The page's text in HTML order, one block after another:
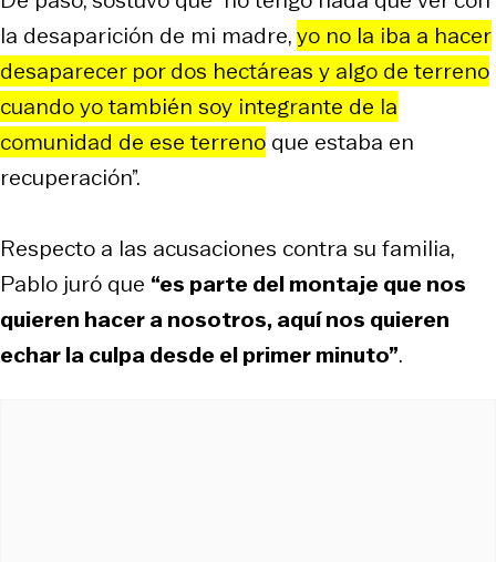
la desaparición de mi madre,yo no la iba a hacer
desaparecer por dos hectáreas y algo de terreno
cuando yo también soy integrante de la
comunidad de ese terreno que estaba en
recuperación”.
Respecto a las acusaciones contra su familia,
Pablo juró que “es parte del montaje que nos
quieren hacer a nosotros, aquí nos quieren
echar la culpa desde el primer minuto”.